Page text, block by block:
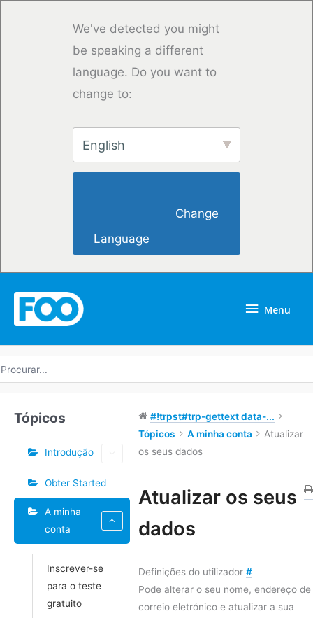
We've detected you might
be speaking a different
language. Do you want to
change to:
English
Language
Menu
Tópicos
Introdução
Obter Started
A minha
conta
Inscrever-se
para o teste
gratuito
#!trpst#trp-gettext data-...
Tópicos
A minha conta
Atualizar
os seus dados
Atualizar os seus
dados
Definições do utilizador #
Pode alterar o seu nome, endereço de
correio eletrónico e atualizar a sua
Etiquetas
do